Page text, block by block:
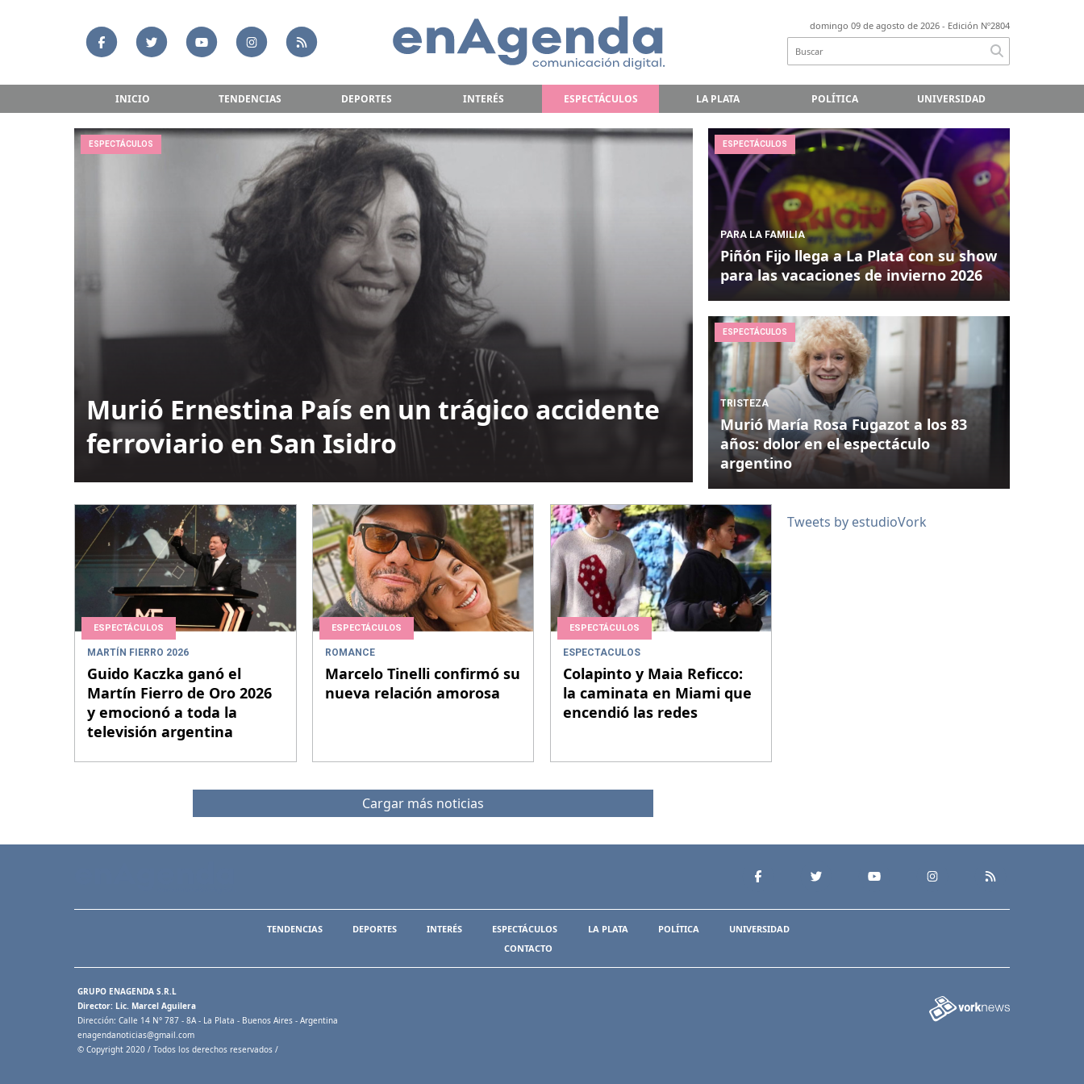
domingo 09 de agosto de 2026 - Edición Nº2804
INICIO TENDENCIAS DEPORTES INTERÉS ESPECTÁCULOS LA PLATA POLÍTICA UNIVERSIDAD
ESPECTÁCULOS
Murió Ernestina País en un trágico accidente
ferroviario en San Isidro
ESPECTÁCULOS
PARA LA FAMILIA
Piñón Fijo llega a La Plata con su show
para las vacaciones de invierno 2026
ESPECTÁCULOS
TRISTEZA
Murió María Rosa Fugazot a los 83
años: dolor en el espectáculo
argentino
ESPECTÁCULOS
MARTÍN FIERRO 2026
Guido Kaczka ganó el
Martín Fierro de Oro 2026
y emocionó a toda la
televisión argentina
ESPECTÁCULOS
ROMANCE
Marcelo Tinelli confirmó su
nueva relación amorosa
ESPECTÁCULOS
ESPECTACULOS
Colapinto y Maia Reficco:
la caminata en Miami que
encendió las redes
Cargar más noticias
Tweets by estudioVork
TENDENCIAS DEPORTES INTERÉS ESPECTÁCULOS LA PLATA POLÍTICA
UNIVERSIDAD
CONTACTO
GRUPO ENAGENDA S.R.L
Director: Lic. Marcel Aguilera
Dirección: Calle 14 N° 787 - 8A - La Plata - Buenos Aires - Argentina
enagendanoticias@gmail.com
© Copyright 2020 / Todos los derechos reservados /